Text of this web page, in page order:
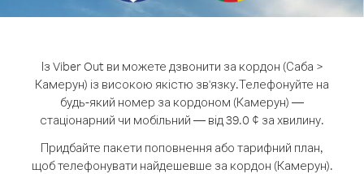
Із Viber Out ви можете дзвонити за кордон (Саба >
Камерун) із високою якістю зв'язку.Телефонуйте на
будь-який номер за кордоном (Камерун) —
стаціонарний чи мобільний — від 39.0 ¢ за хвилину.
Придбайте пакети поповнення або тарифний план,
щоб телефонувати найдешевше за кордон (Камерун).